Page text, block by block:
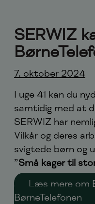
SERWIZ
7. oktober 2024
I uge 41 kan du
samtidig med at
SERWIZ har
Vilkår og deres
svigtede børn og
”Små kager til
Læs mere om
BørneTelefonen